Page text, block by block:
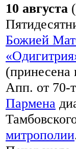
10 августа
Божией
(принесена
Апп. от 70-
Пармена
митрополии